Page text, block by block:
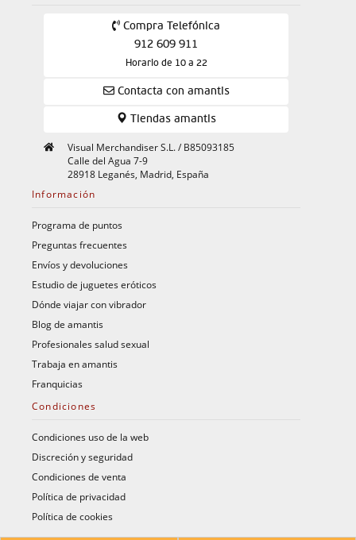
Compra Telefónica
912 609 911
Horario de 10 a 22
Contacta con amantis
Tiendas amantis
Visual Merchandiser S.L. / B85093185
Calle del Agua 7-9
28918 Leganés, Madrid, España
Información
Programa de puntos
Preguntas frecuentes
Envíos y devoluciones
Estudio de juguetes eróticos
Dónde viajar con vibrador
Blog de amantis
Profesionales salud sexual
Trabaja en amantis
Franquicias
Condiciones
Condiciones uso de la web
Discreción y seguridad
Condiciones de venta
Política de privacidad
Política de cookies